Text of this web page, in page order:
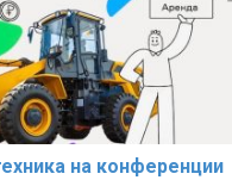
на конференции